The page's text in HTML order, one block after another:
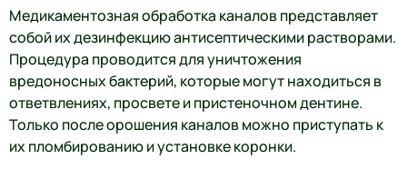
Медикаментозная обработка каналов представляет
собой их дезинфекцию антисептическими растворами.
Процедура проводится для уничтожения
вредоносных бактерий, которые могут находиться в
ответвлениях, просвете и пристеночном дентине.
Только после орошения каналов можно приступать к
их пломбированию и установке коронки.